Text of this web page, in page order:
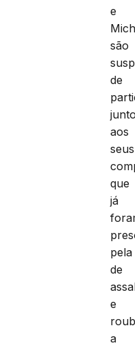
e
são
de
aos
seus
que
já
pela
de
e
a